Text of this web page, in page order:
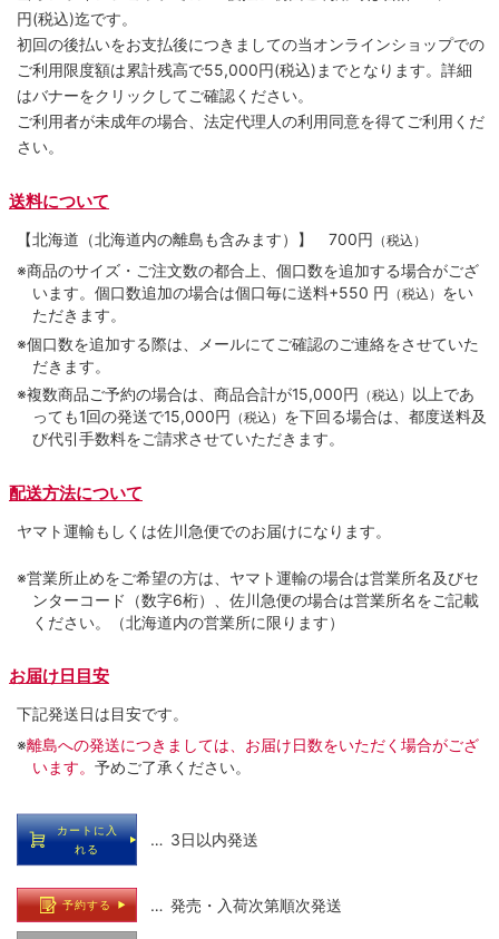
円(税込)迄です。
初回の後払いをお支払後につきましての当オンラインショップでの
ご利用限度額は累計残高で55,000円(税込)までとなります。詳細
はバナーをクリックしてご確認ください。
ご利用者が未成年の場合、法定代理人の利用同意を得てご利用くだ
さい。
送料について
【北海道（北海道内の離島も含みます）】 700円 （税込）
※商品のサイズ・ご注文数の都合上、個口数を追加する場合がござ
います。個口数追加の場合は個口毎に送料+550 円 （税込） をい
ただきます。
※個口数を追加する際は、メールにてご確認のご連絡をさせていた
だきます。
※複数商品ご予約の場合は、商品合計が15,000円 （税込） 以上であ
っても1回の発送で15,000円 （税込） を下回る場合は、都度送料及
び代引手数料をご請求させていただきます。
配送方法について
ヤマト運輸もしくは佐川急便でのお届けになります。
※営業所止めをご希望の方は、ヤマト運輸の場合は営業所名及びセ
ンターコード（数字6桁）、佐川急便の場合は営業所名をご記載
ください。（北海道内の営業所に限ります）
お届け日目安
下記発送日は目安です。
※離島への発送につきましては、お届け日数をいただく場合がござ
います。 予めご了承ください。
カートに入
れる
… 3日以内発送
予約する … 発売・入荷次第順次発送